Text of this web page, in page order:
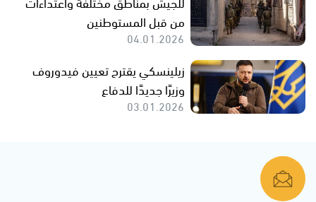
من قبل المستوطنين
04.01.2026
زيلينسكي يقترح تعيين فيدوروف
وزيرًا جديدًا للدفاع
03.01.2026